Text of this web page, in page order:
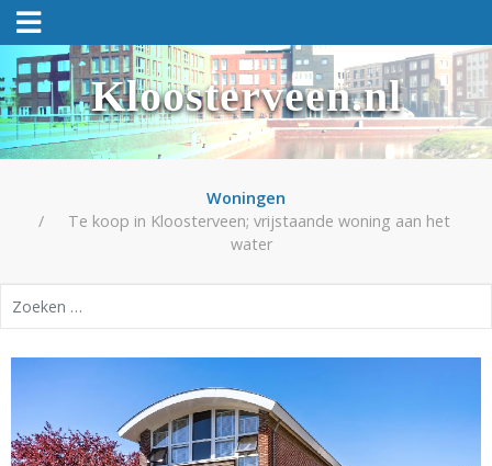
Kloosterveen.nl
Woningen
Te koop in Kloosterveen; vrijstaande woning aan het
water